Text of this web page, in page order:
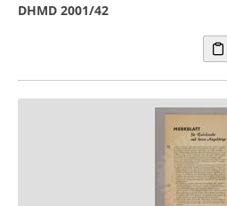
DHMD 2001/42